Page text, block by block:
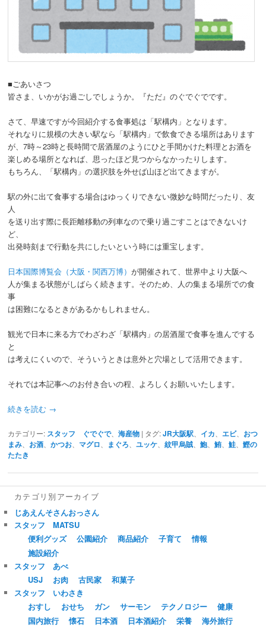
■ごあいさつ
皆さま、いかがお過ごしでしょうか。『ただ』のぐでぐでです。
さて、早速ですが今回紹介する食事処は「駅構内」となります。
それなりに規模の大きい駅なら「駅構内」で飲食できる場所はあります
が、7時～23時と長時間で居酒屋のようにひと手間かけた料理とお酒を
楽しめる場所となれば、思ったほど見つからなかったりします。
もちろん、「駅構内」の選択肢を外せば山ほど出てきますが。
駅の外に出て食事する場合はゆっくりできない微妙な時間だったり、友
人
を送り出す際に長距離移動の列車なので乗り過ごすことはできないけ
ど、
出発時刻まで行動を共にしたいという時には重宝します。
日本国際博覧会（大阪・関西万博）が開催されて、世界中より大阪へ
人が集まる状態がしばらく続きます。そのため、人の集まる場所での食
事
は困難になるときがあるかもしれません。
観光で日本に来る方でわざわざ「駅構内」の居酒屋で食事を進んでする
と
は考えにくいので、そういうときは意外と穴場として活用できます。
それでは本記事へのお付き合いの程、よろしくお願いいたします。
続きを読む →
カテゴリー: スタッフ ぐでぐで、海産物 | タグ: JR大阪駅 イカ エビ、 おつ
まみ
お酒 、かつお マグロ まぐろ 、ユッケ 、紋甲烏賊 、鮑、鮪 、鮭 、鰹の
たたき
カテゴリ別アーカイブ
じあえんそさんおっさん
スタッフ MATSU
便利グッズ
公園紹介 商品紹介 子育て
情報
施設紹介
スタッフ あべ
USJ
お肉 古民家
和菓子
スタッフ いわさき
おすし
おせち ガン サーモン テクノロジー
健康
国内旅行
懐石 日本酒 日本酒紹介 栄養
海外旅行